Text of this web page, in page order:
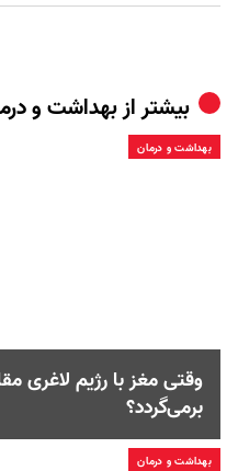
بیشتر ازبهداشت و
بهداشت و درمان
وقتی مغز با رژیم لاغری
برمی‌گردد؟
بهداشت و درمان